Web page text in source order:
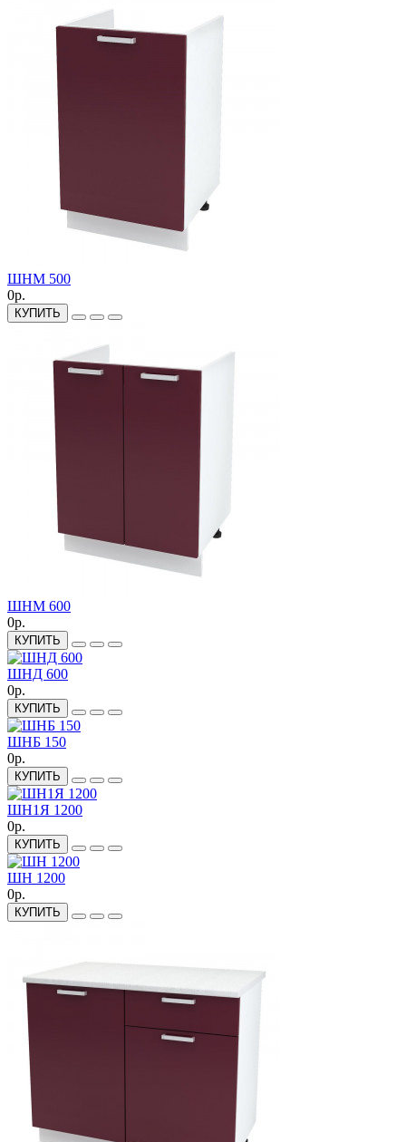
ШНМ 500
0р.
КУПИТЬ
ШНМ 600
0р.
КУПИТЬ
ШНД 600
0р.
КУПИТЬ
ШНБ 150
0р.
КУПИТЬ
ШН1Я 1200
0р.
КУПИТЬ
ШН 1200
0р.
КУПИТЬ